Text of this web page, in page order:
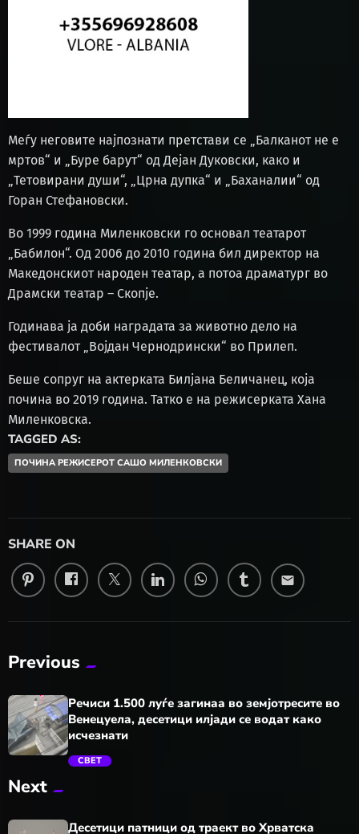
Меѓу неговите најпознати претстави се „Балканот не е
мртов“ и „Буре барут“ од Дејан Дуковски, како и
„Тетовирани души“, „Црна дупка“ и „Баханалии“ од
Горан Стефановски.
Во 1999 година Миленковски го основал театарот
„Бабилон“. Од 2006 до 2010 година бил директор на
Македонскиот народен театар, а потоа драматург во
Драмски театар – Скопје.
Годинава ја доби наградата за животно дело на
фестивалот „Војдан Чернодрински“ во Прилеп.
Беше сопруг на актерката Билјана Беличанец, која
почина во 2019 година. Татко е на режисерката Хана
Миленковска.
TAGGED AS:
ПОЧИНА РЕЖИСЕРОТ САШО МИЛЕНКОВСКИ
SHARE ON
email
Previous
Речиси 1.500 луѓе загинаа во земјотресите во
Венецуела, десетици илјади се водат како
исчезнати
СВЕТ
Next
Десетици патници од траект во Хрватска